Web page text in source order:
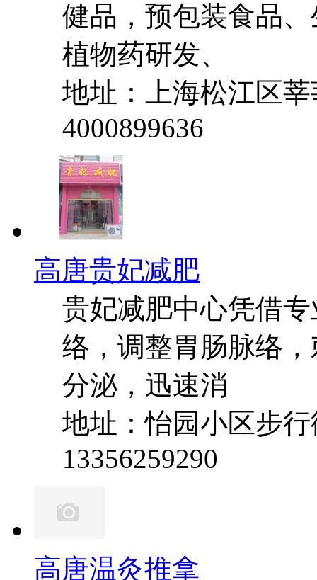
健品，预包装食品
植物药研发、
地址：上海松江区
4000899636
高唐贵妃减肥
贵妃减肥中心凭借
络，调整胃肠脉络
分泌，迅速消
地址：怡园小区步
13356259290
高唐温灸推拿